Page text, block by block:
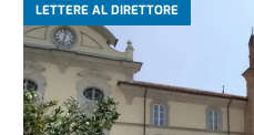
LETTERE AL DIRETTORE